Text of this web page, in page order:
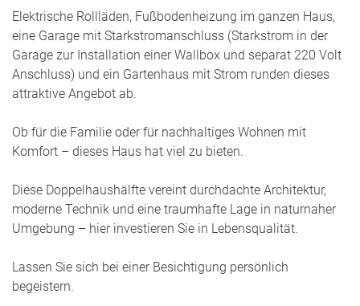
Elektrische Rollläden, Fußbodenheizung im ganzen Haus,
eine Garage mit Starkstromanschluss (Starkstrom in der
Garage zur Installation einer Wallbox und separat 220 Volt
Anschluss) und ein Gartenhaus mit Strom runden dieses
attraktive Angebot ab.
Ob für die Familie oder für nachhaltiges Wohnen mit
Komfort – dieses Haus hat viel zu bieten.
Diese Doppelhaushälfte vereint durchdachte Architektur,
moderne Technik und eine traumhafte Lage in naturnaher
Umgebung – hier investieren Sie in Lebensqualität.
Lassen Sie sich bei einer Besichtigung persönlich
begeistern.